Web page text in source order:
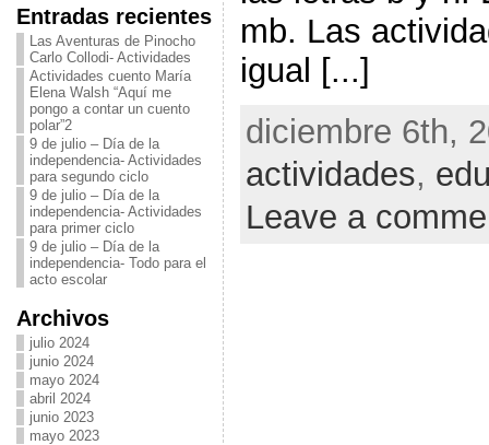
Entradas recientes
Las Aventuras de Pinocho
Carlo Collodi- Actividades
Actividades cuento María
Elena Walsh “Aquí me
pongo a contar un cuento
polar”2
9 de julio – Día de la
independencia- Actividades
para segundo ciclo
9 de julio – Día de la
independencia- Actividades
para primer ciclo
9 de julio – Día de la
independencia- Todo para el
acto escolar
Archivos
julio 2024
junio 2024
mayo 2024
abril 2024
junio 2023
mayo 2023
mb. Las
igual [...]
diciembre 6th,
actividades,
Leave a